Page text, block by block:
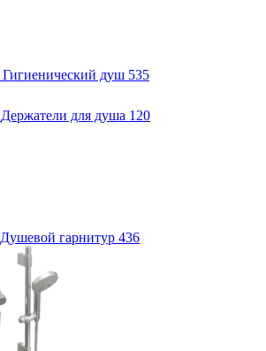
Гигиенический душ 535
Держатели для душа 120
Душевой гарнитур 436